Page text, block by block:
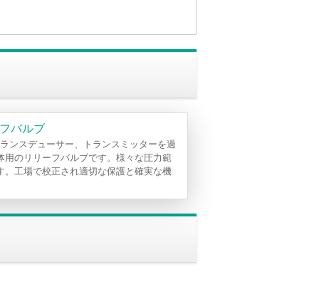
バルブ
ンスデューサー、トランスミッターを過
用のリリーフバルブです。様々な圧力範
。工場で校正され適切な保護と確実な機